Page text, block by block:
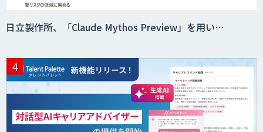
日立製作所、「Claude Mythos Preview」を用い…